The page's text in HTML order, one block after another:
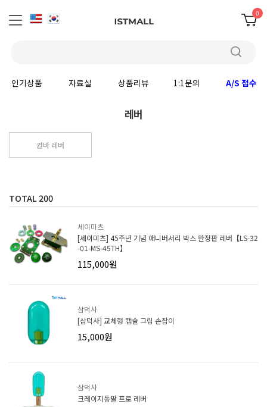
0
인기상품 자료실 상품리뷰 1:1문의 A/S 접수
레버
권바 레버
TOTAL200
세이미츠
[세이미츠] 45주년 기념 애니버서리 박스 한정판 레버【LS-32
-01-MS-45TH】
115,000원
삼덕사
[삼덕사] 교체형 캡슐 그립 손잡이
15,000원
삼덕사
크레이지동팔 프로 레버